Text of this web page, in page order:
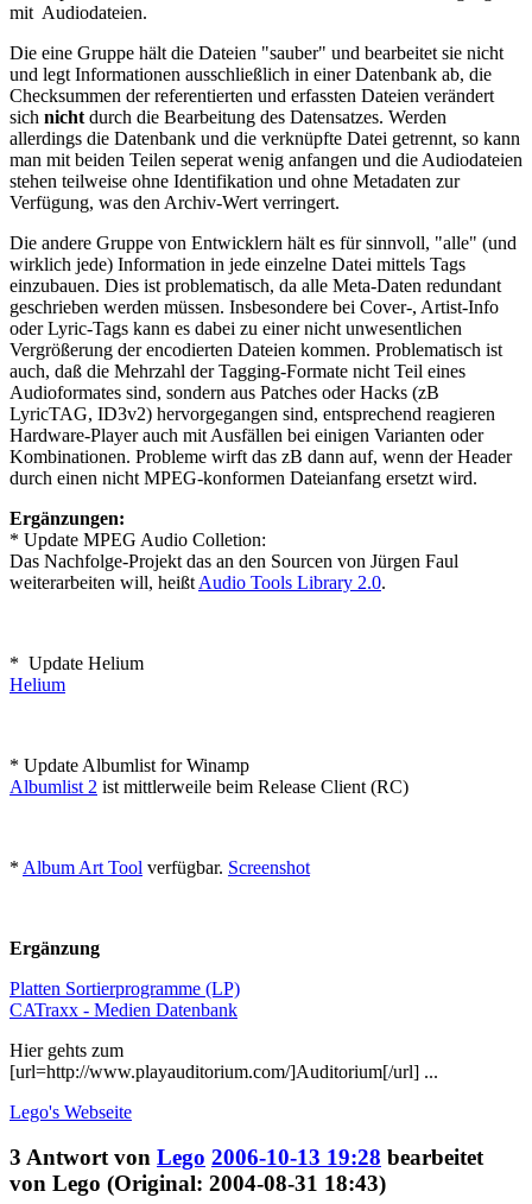
mit Audiodateien.
Die eine Gruppe hält die Dateien "sauber" und bearbeitet sie nicht
und legt Informationen ausschließlich in einer Datenbank ab, die
Checksummen der referentierten und erfassten Dateien verändert
sich nicht durch die Bearbeitung des Datensatzes. Werden
allerdings die Datenbank und die verknüpfte Datei getrennt, so kann
man mit beiden Teilen seperat wenig anfangen und die Audiodateien
stehen teilweise ohne Identifikation und ohne Metadaten zur
Verfügung, was den Archiv-Wert verringert.
Die andere Gruppe von Entwicklern hält es für sinnvoll, "alle" (und
wirklich jede) Information in jede einzelne Datei mittels Tags
einzubauen. Dies ist problematisch, da alle Meta-Daten redundant
geschrieben werden müssen. Insbesondere bei Cover-, Artist-Info
oder Lyric-Tags kann es dabei zu einer nicht unwesentlichen
Vergrößerung der encodierten Dateien kommen. Problematisch ist
auch, daß die Mehrzahl der Tagging-Formate nicht Teil eines
Audioformates sind, sondern aus Patches oder Hacks (zB
LyricTAG, ID3v2) hervorgegangen sind, entsprechend reagieren
Hardware-Player auch mit Ausfällen bei einigen Varianten oder
Kombinationen. Probleme wirft das zB dann auf, wenn der Header
durch einen nicht MPEG-konformen Dateianfang ersetzt wird.
Ergänzungen:
* Update MPEG Audio Colletion:
Das Nachfolge-Projekt das an den Sourcen von Jürgen Faul
weiterarbeiten will, heißt Audio Tools Library 2.0.
* Update Helium
Helium
* Update Albumlist for Winamp
Albumlist 2 ist mittlerweile beim Release Client (RC)
* Album Art Tool verfügbar. Screenshot
Ergänzung
Platten Sortierprogramme (LP)
CATraxx - Medien Datenbank
Hier gehts zum
[url=http://www.playauditorium.com/]Auditorium[/url] ...
Lego's Webseite
3 Antwort von Lego 2006-10-13 19:28 bearbeitet
von Lego (Original: 2004-08-31 18:43)